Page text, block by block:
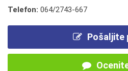
Telefon: 064/2743-667
Pošaljite